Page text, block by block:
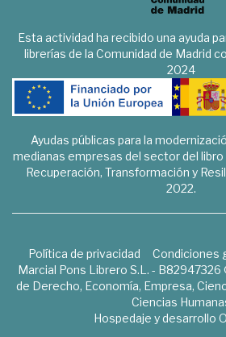
Esta actividad ha recibido una ayuda
librerías de la Comunidad de Madrid
2024
Ayudas públicas para la
medianas empresas del sector del libro
Recuperación, Transformación y
2022.
Política de privacidad Condiciones
Marcial Pons Librero S.L. -
de Derecho, Economía, Empresa,
Ciencias
Hospedaje y desarrollo